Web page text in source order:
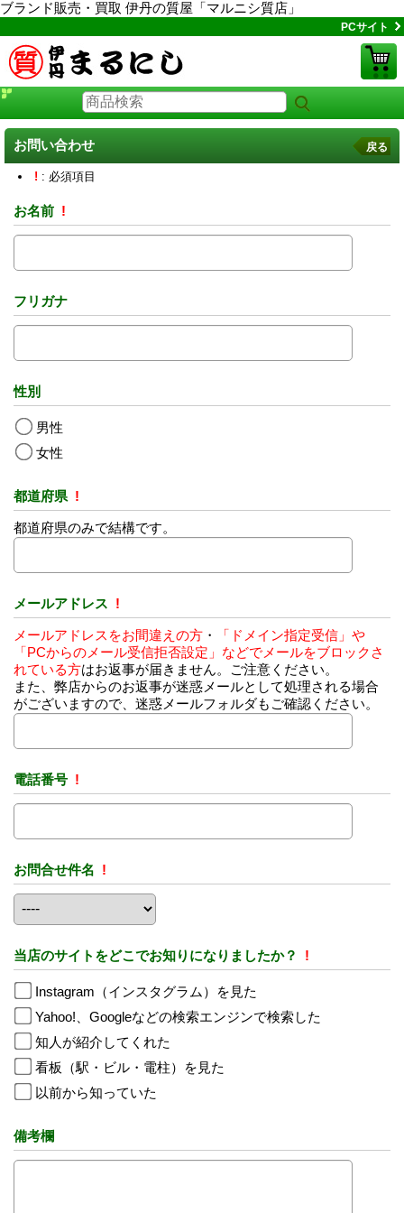
ブランド販売・買取 伊丹の質屋「マルニシ質店」
PCサイト
お問い合わせ 戻る
! : 必須項目
お名前 !
フリガナ
性別
男性
女性
都道府県 !
都道府県のみで結構です。
メールアドレス !
メールアドレスをお間違えの方 ・
「ドメイン指定受信」や
「PCからのメール受信拒否設定」などでメールをブロックさ
れている方はお返事が届きません。ご注意ください。
また、弊店からのお返事が迷惑メールとして処理される場合
がございますので、迷惑メールフォルダもご確認ください。
電話番号 !
お問合せ件名 !
当店のサイトをどこでお知りになりましたか？ !
Instagram（インスタグラム）を見た
Yahoo!、Googleなどの検索エンジンで検索した
知人が紹介してくれた
看板（駅・ビル・電柱）を見た
以前から知っていた
備考欄